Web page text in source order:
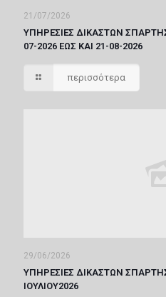
21/07/2026
ΥΠΗΡΕΣΙΕΣ ΔΙΚΑΣΤΩΝ
07-2026 ΕΩΣ ΚΑΙ 21-08-2026
περισσότερα
29/06/2026
ΥΠΗΡΕΣΙΕΣ ΔΙΚΑΣΤΩΝ
ΙΟΥΛΙΟΥ2026